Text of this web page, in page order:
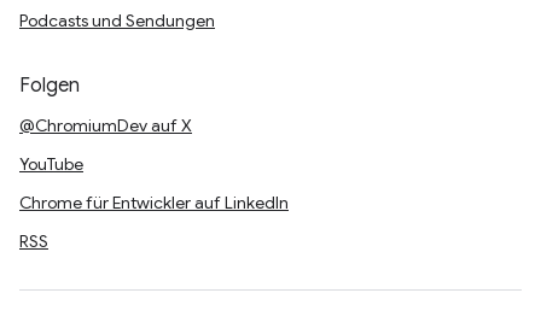
Podcasts und Sendungen
Folgen
@ChromiumDev auf X
YouTube
Chrome für Entwickler auf LinkedIn
RSS